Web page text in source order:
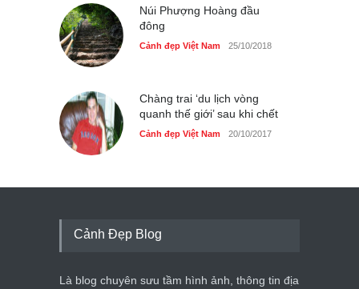
Núi Phượng Hoàng đầu
đông
Cảnh đẹp Việt Nam 25/10/2018
Chàng trai ‘du lịch vòng
quanh thế giới’ sau khi chết
Cảnh đẹp Việt Nam 20/10/2017
Cảnh Đẹp Blog
Là blog chuyên sưu tầm hình ảnh, thông tin địa